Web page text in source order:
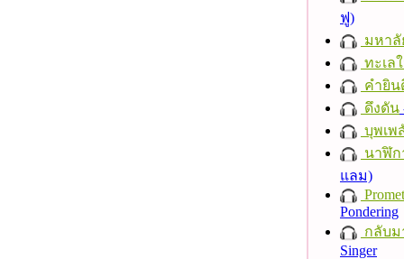
ฟู)
มหาลั
ทะเล
คำยิน
ดึงดัน
บุพเพ
นาฬิก
แลม)
Pondering
กลับม
Singer